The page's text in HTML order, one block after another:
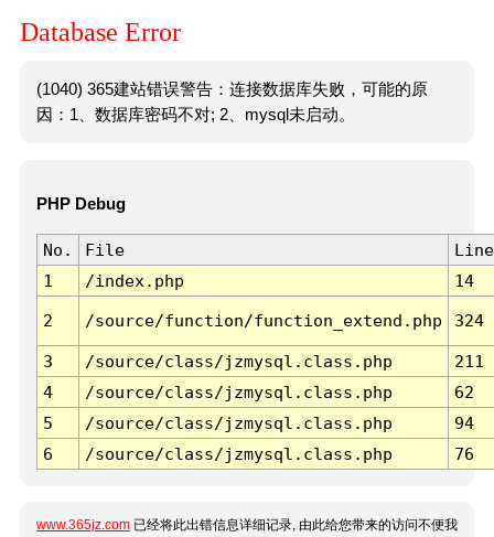
Database Error
(1040) 365建站错误警告：连接数据库失败，可能的原
因：1、数据库密码不对; 2、mysql未启动。
PHP Debug
No. File
Line
1
/index.php 14
2 /source/function/function_extend.php 324
3 /source/class/jzmysql.class.php
211
4
/source/class/jzmysql.class.php
62
5
/source/class/jzmysql.class.php
94
6
/source/class/jzmysql.class.php 76
www.365jz.com 已经将此出错信息详细记录, 由此给您带来的访问不便我